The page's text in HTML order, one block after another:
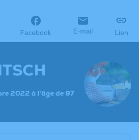
Facebook E-mail Lien
2022 à l'âge de 97